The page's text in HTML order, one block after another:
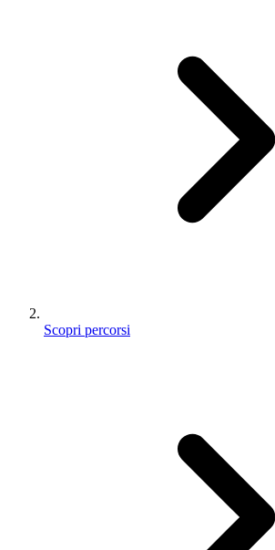
Scopri percorsi